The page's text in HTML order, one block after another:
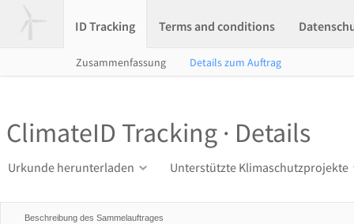
ID Tracking Terms and conditions
Zusammenfassung Details zum Auftrag
ClimateID Tracking · Details
Urkunde herunterladen Unterstützte Klimaschutzprojekte
Beschreibung des Sammelauftrages